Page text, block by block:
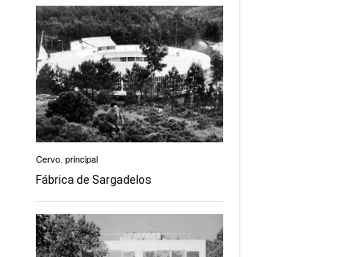
Cervo principal
Fábrica de Sargadelos